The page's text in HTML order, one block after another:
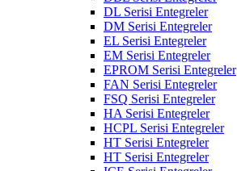
DL Serisi Entegreler
DM Serisi Entegreler
EL Serisi Entegreler
EM Serisi Entegreler
EPROM Serisi Entegreler
FAN Serisi Entegreler
FSQ Serisi Entegreler
HA Serisi Entegreler
HCPL Serisi Entegreler
HT Serisi Entegreler
HT Serisi Entegreler